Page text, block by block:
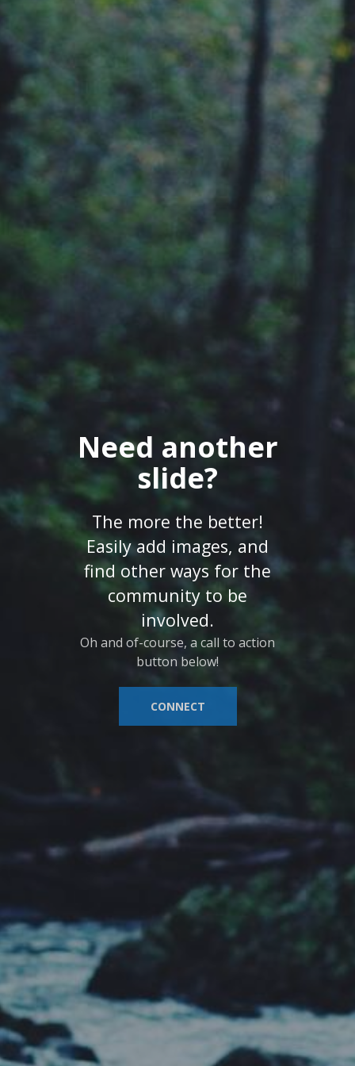
Need another
slide?
The more the better!
Easily add images, and
find other ways for the
community to be
involved.
Oh and of-course, a call to action
CONNECT